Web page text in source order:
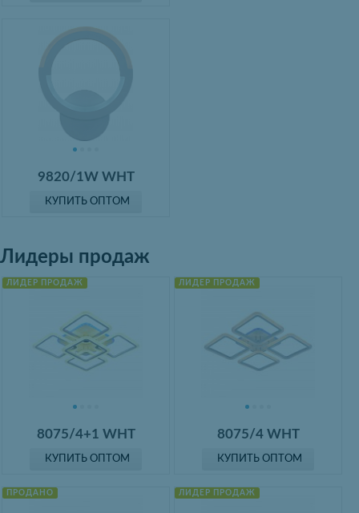
9820/1W WHT
КУПИТЬ ОПТОМ
Лидеры продаж
ЛИДЕР ПРОДАЖ
8075/4+1 WHT
КУПИТЬ ОПТОМ
ЛИДЕР ПРОДАЖ
8075/4 WHT
КУПИТЬ ОПТОМ
ПРОДАНО ЛИДЕР ПРОДАЖ